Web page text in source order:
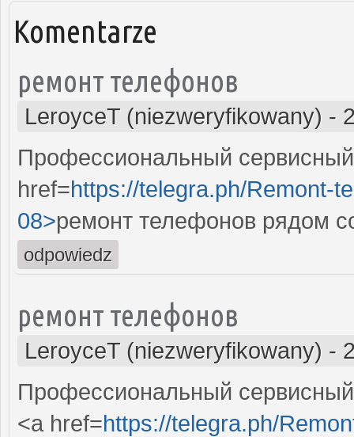
Komentarze
ремонт телефонов
LeroyceT (niezweryfikowany) -
Профессиональный
href=https://telegra.ph/Remont-
08>ремонт телефонов рядом
odpowiedz
ремонт телефонов
LeroyceT (niezweryfikowany) -
Профессиональный
<a href=https://telegra.ph/